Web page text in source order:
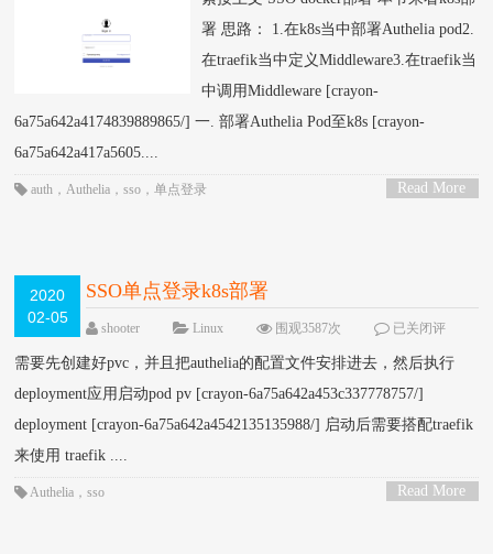
署 思路： 1.在k8s当中部署Authelia pod2.
在traefik当中定义Middleware3.在traefik当
中调用Middleware [crayon-
6a75a642a4174839889865/] 一. 部署Authelia Pod至k8s [crayon-
6a75a642a417a5605....
Read More
auth ，Authelia ，sso ，单点登录
2020
02-05
SSO单点登录k8s部署
shooter Linux 围观3587次
已关闭评
需要先创建好pvc，并且把authelia的配置文件安排进去，然后执行
deployment应用启动pod pv [crayon-6a75a642a453c337778757/]
deployment [crayon-6a75a642a4542135135988/] 启动后需要搭配traefik
来使用 traefik ....
Read More
Authelia ，sso